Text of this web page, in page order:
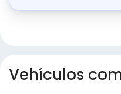
Vehículos